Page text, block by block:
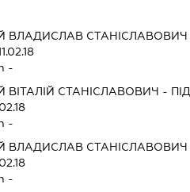
ВЛАДИСЛАВ СТАНІСЛАВОВИЧ
-
ВІТАЛІЙ СТАНІСЛАВОВИЧ -
-
ВЛАДИСЛАВ СТАНІСЛАВОВИЧ
-